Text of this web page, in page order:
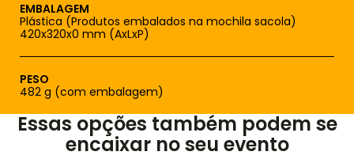
EMBALAGEM
Plástica (Produtos embalados na mochila sacola)
420x320x0 mm (AxLxP)
PESO
482 g (com embalagem)
Essas opções também podem se
encaixar no seu evento